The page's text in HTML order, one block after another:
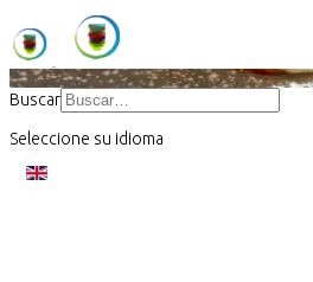
Buscar
Seleccione su idioma